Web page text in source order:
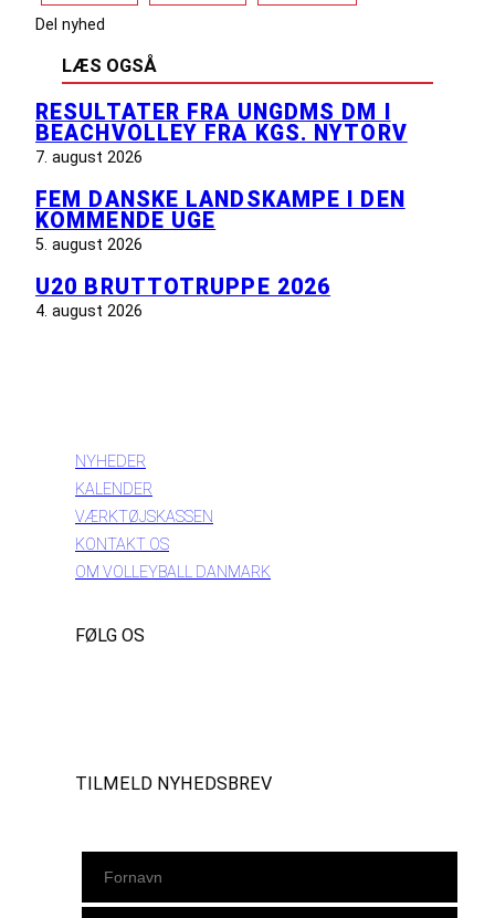
Del nyhed
LÆS OGSÅ
RESULTATER FRA UNGDMS DM I
BEACHVOLLEY FRA KGS. NYTORV
7. august 2026
FEM DANSKE LANDSKAMPE I DEN
KOMMENDE UGE
5. august 2026
U20 BRUTTOTRUPPE 2026
4. august 2026
NYHEDER
KALENDER
VÆRKTØJSKASSEN
KONTAKT OS
OM VOLLEYBALL DANMARK
FØLG OS
TILMELD NYHEDSBREV